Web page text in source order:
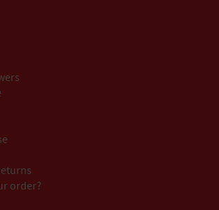
order?